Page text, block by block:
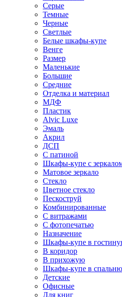
Серые
Темные
Черные
Светлые
Белые шкафы-купе
Венге
Размер
Маленькие
Большие
Средние
Отделка и материал
МДФ
Пластик
Alvic Luxe
Эмаль
Акрил
ДСП
С патиной
Шкафы-купе с
Матовое зеркало
Стекло
Цветное стекло
Пескоструй
Комбинированные
С витражами
С фотопечатью
Назначение
Шкафы-купе в
В коридор
В прихожую
Шкафы-купе в спальню
Детские
Офисные
Для книг